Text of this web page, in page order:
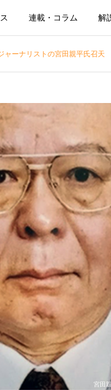
連載・コラム 解
ャーナリストの宮田親平氏召
宮田